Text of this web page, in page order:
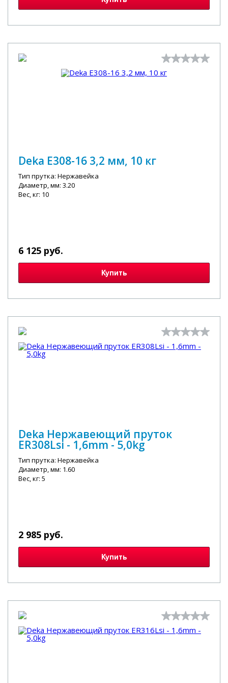
Deka E308-16 3,2 мм, 10 кг
Тип прутка: Нержавейка
Диаметр, мм: 3.20
Вес, кг: 10
6 125 руб.
Купить
Deka Нержавеющий пруток
ER308Lsi - 1,6mm - 5,0kg
Тип прутка: Нержавейка
Диаметр, мм: 1.60
Вес, кг: 5
2 985 руб.
Купить